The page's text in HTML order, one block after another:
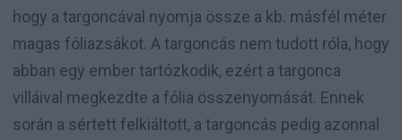
hogy a targoncával nyomja össze a kb. másfél méter
magas fóliazsákot. A targoncás nem tudott róla, hogy
abban egy ember tartózkodik, ezért a targonca
villáival megkezdte a fólia összenyomását. Ennek
során a sértett felkiáltott, a targoncás pedig azonnal